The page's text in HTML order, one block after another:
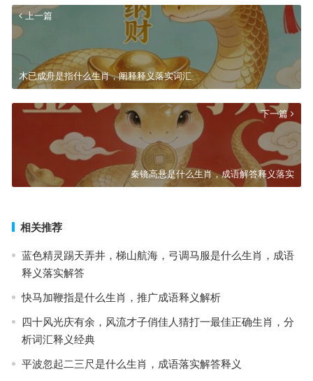
上一篇
木已成舟是指什么生肖，阐释释义落实词汇
下一篇
秦镜高悬是什么生肖，成语解答释义落实
相关推荐
蓝色精灵踢天弄井，梯山航海，弓调马服是什么生肖，成语
释义落实解答
快马加鞭指是什么生肖，推广成语释义解析
四十风光庆有余，风流才子俏佳人猜打一最佳正确生肖，分
析词汇释义经典
平波忽起二三尺是什么生肖，成语落实解答释义